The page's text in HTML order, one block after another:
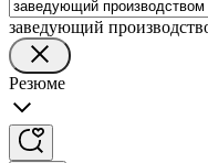
заведующий
Резюме